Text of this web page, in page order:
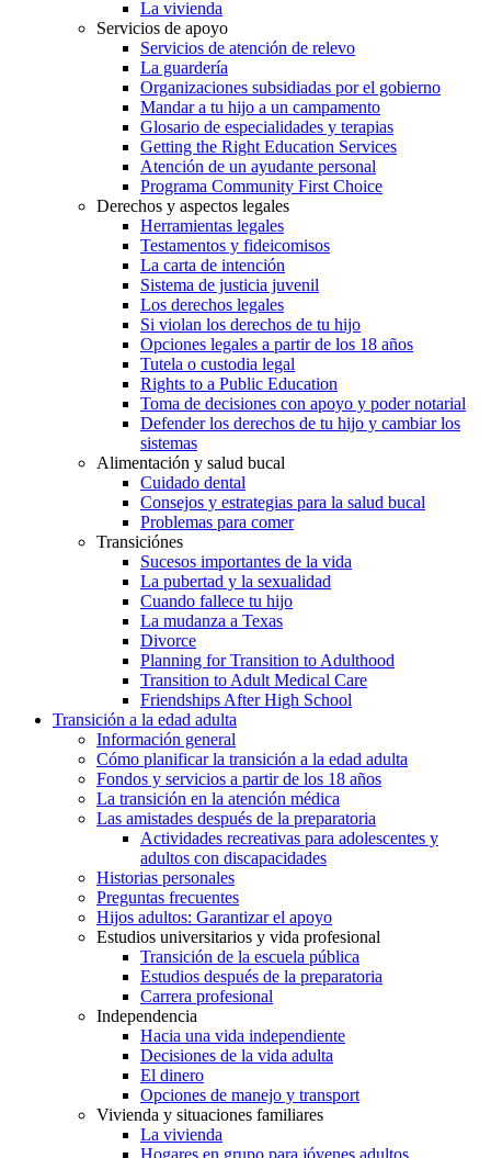
La vivienda
Servicios de apoyo
Servicios de atención de relevo
La guardería
Organizaciones subsidiadas por el gobierno
Mandar a tu hijo a un campamento
Glosario de especialidades y terapias
Getting the Right Education Services
Atención de un ayudante personal
Programa Community First Choice
Derechos y aspectos legales
Herramientas legales
Testamentos y fideicomisos
La carta de intención
Sistema de justicia juvenil
Los derechos legales
Si violan los derechos de tu hijo
Opciones legales a partir de los 18 años
Tutela o custodia legal
Rights to a Public Education
Toma de decisiones con apoyo y poder notarial
Defender los derechos de tu hijo y cambiar los
sistemas
Alimentación y salud bucal
Cuidado dental
Consejos y estrategias para la salud bucal
Problemas para comer
Transiciónes
Sucesos importantes de la vida
La pubertad y la sexualidad
Cuando fallece tu hijo
La mudanza a Texas
Divorce
Planning for Transition to Adulthood
Transition to Adult Medical Care
Friendships After High School
Transición a la edad adulta
Información general
Cómo planificar la transición a la edad adulta
Fondos y servicios a partir de los 18 años
La transición en la atención médica
Las amistades después de la preparatoria
Actividades recreativas para adolescentes y
adultos con discapacidades
Historias personales
Preguntas frecuentes
Hijos adultos: Garantizar el apoyo
Estudios universitarios y vida profesional
Transición de la escuela pública
Estudios después de la preparatoria
Carrera profesional
Independencia
Hacia una vida independiente
Decisiones de la vida adulta
El dinero
Opciones de manejo y transport
Vivienda y situaciones familiares
La vivienda
Hogares en grupo para jóvenes adultos